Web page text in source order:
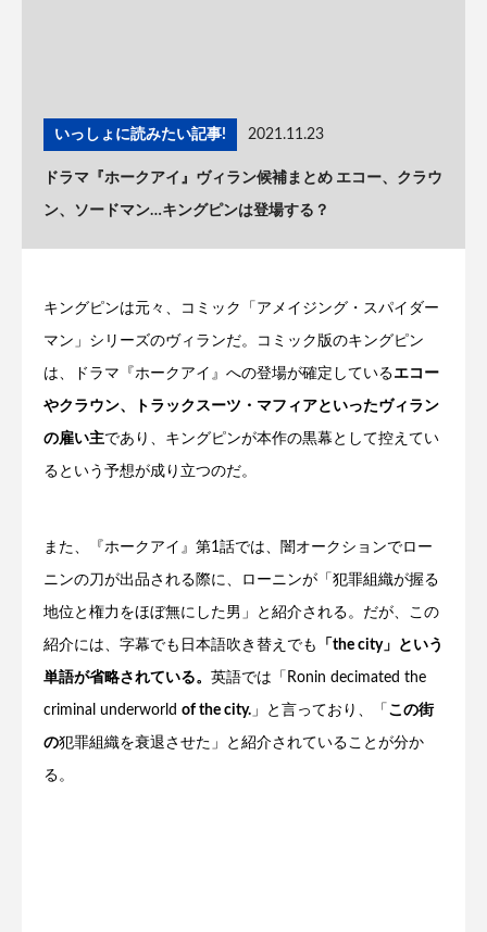
いっしょに読みたい記事! 2021.11.23
ドラマ『ホークアイ』ヴィラン候補まとめ エコー、クラウ
ン、ソードマン…キングピンは登場する？
キングピンは元々、コミック「アメイジング・スパイダー
マン」シリーズのヴィランだ。コミック版のキングピン
は、ドラマ『ホークアイ』への登場が確定しているエコー
やクラウン、トラックスーツ・マフィアといったヴィラン
の雇い主であり、キングピンが本作の黒幕として控えてい
るという予想が成り立つのだ。
また、『ホークアイ』第1話では、闇オークションでロー
ニンの刀が出品される際に、ローニンが「犯罪組織が握る
地位と権力をほぼ無にした男」と紹介される。だが、この
紹介には、字幕でも日本語吹き替えでも 「the city」という
単語が省略されている。 英語では「Ronin decimated the
criminal underworld of the city. 」と言っており、「 この街
の犯罪組織を衰退させた」と紹介されていることが分か
る。